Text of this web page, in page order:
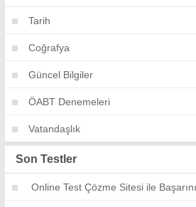
Tarih
Coğrafya
Güncel Bilgiler
ÖABT Denemeleri
Vatandaşlık
Son Testler
Online Test Çözme Sitesi ile